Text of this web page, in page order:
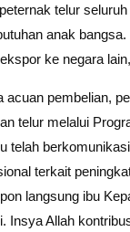
telur
anak
ke negara
acuan pembelian,
telur melalui
telah
terkait
langsung ibu
Insya Allah